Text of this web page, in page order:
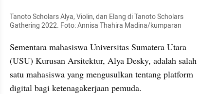
Tanoto Scholars Alya, Violin, dan Elang di Tanoto Scholars
Gathering 2022. Foto: Annisa Thahira Madina/kumparan
Sementara mahasiswa Universitas Sumatera Utara
(USU) Kurusan Arsitektur, Alya Desky, adalah salah
satu mahasiswa yang mengusulkan tentang platform
digital bagi ketenagakerjaan pemuda.